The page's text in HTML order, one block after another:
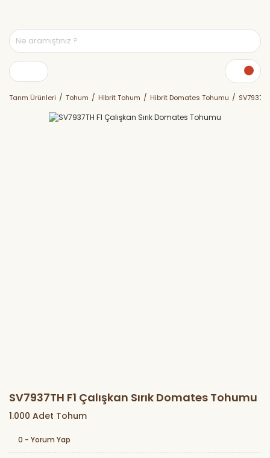
Tarım Ürünleri Tohum Hibrit Tohum Hibrit Domates Tohumu
SV7937TH F1 Çalışkan Sırık Domates Tohumu
1.000 Adet Tohum
0 - Yorum Yap